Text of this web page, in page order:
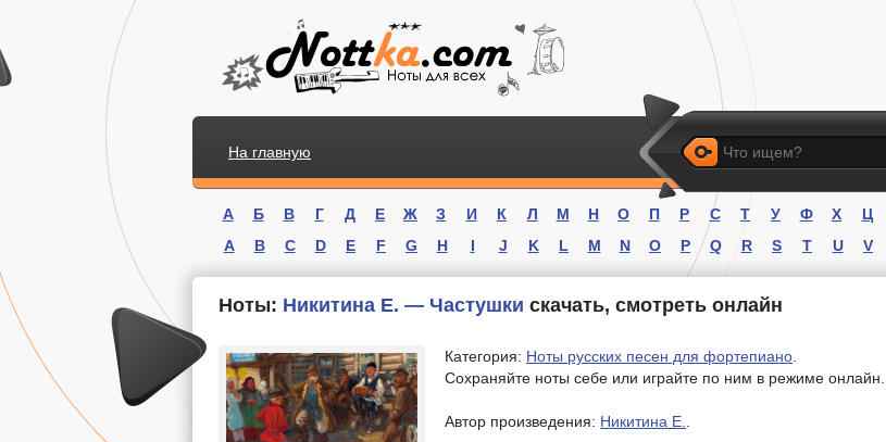
На главную
Искать
А Б В Г Д Е Ж З И К Л М Н О П Р С Т У Ф Х Ц
A
B C D E F G H I J K L M N O P Q R S T U V
Ноты: Никитина Е. — Частушки скачать, смотреть онлайн
Категория: Ноты русских песен для фортепиано
Сохраняйте ноты себе или играйте по ним в режиме онлайн.
Автор произведения: Никитина Е.